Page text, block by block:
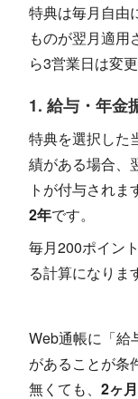
特典は毎月自由
ものが翌月適用
ら3営業日は変
1. 給与・年金
特典を選択した
績がある場合、
トが付与され
2年です。
毎月200ポイント
る計算になりま
Web通帳に「給
があることが条
無くても、 2ヶ